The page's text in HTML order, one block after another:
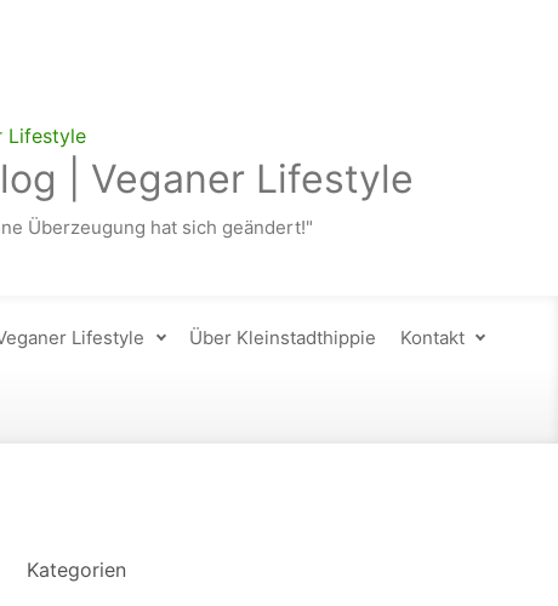
| Veganer Lifestyle
Überzeugung hat sich geändert!"
Lifestyle Über Kleinstadthippie Kontakt
Kategorien